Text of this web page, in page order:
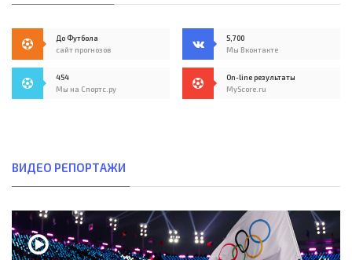
До Футбола
сайт прогнозов
5,700
Мы Вконтакте
454
Мы на Спортс.ру
On-line результаты
MyScore.ru
ВИДЕО РЕПОРТАЖИ